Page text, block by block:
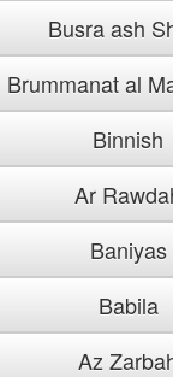
Busra ash
Brummanat al
Binnish
Ar
Baniyas
Babila
Az